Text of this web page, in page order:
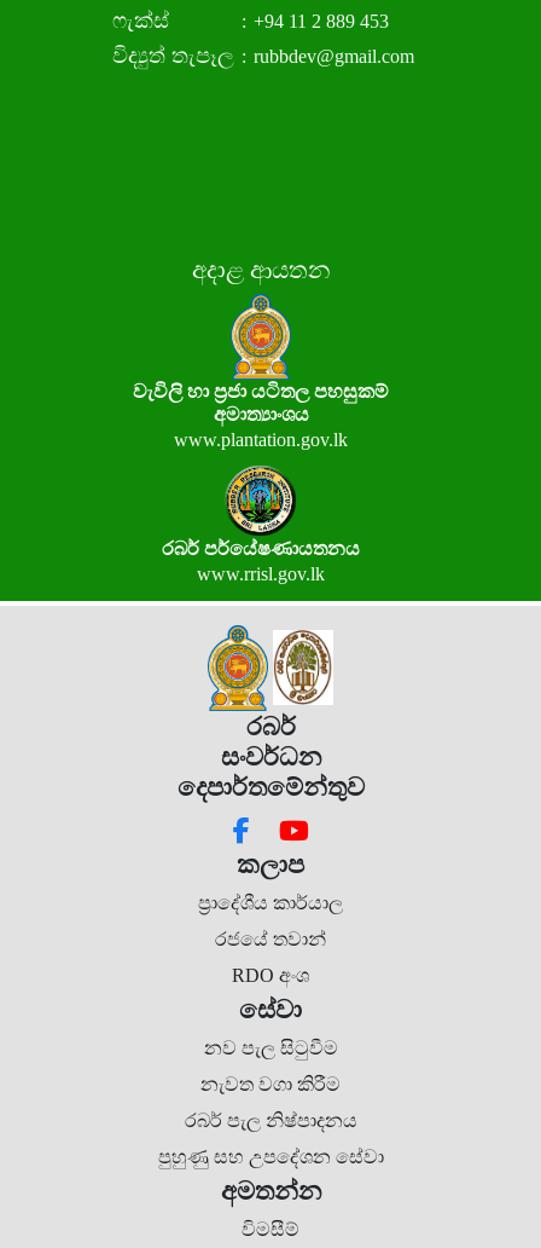
ෆැක්ස් : +94 11 2 889 453
විද්‍යුත් තැපෑල : rubbdev@gmail.com
අදාළ ආයතන
වැවිලි හා ප්‍රජා යටිතල පහසුකම්
අමාත්‍යාංශය
www.plantation.gov.lk
රබර් පර්යේෂණායතනය
www.rrisl.gov.lk
රබර්
සංවර්ධන
දෙපාර්තමේන්තුව
කලාප
ප්‍රාදේශීය කාර්යාල
රජයේ තවාන්
RDO අංශ
සේවා
නව පැල සිටුවීම
නැවත වගා කිරීම
රබර් පැල නිෂ්පාදනය
පුහුණු සහ උපදේශන සේවා
අමතන්න
විමසීම්